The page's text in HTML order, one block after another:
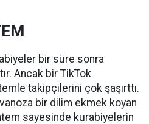
bir süre sonra
Ancak bir TikTok
takipçilerini çok şaşırttı.
bir dilim ekmek koyan
sayesinde kurabiyelerin